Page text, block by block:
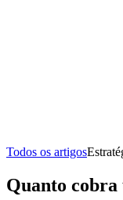
Todos os artigos
Quanto cobra